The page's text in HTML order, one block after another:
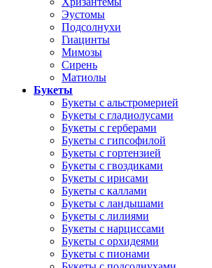
Эустомы
Подсолнухи
Гиацинты
Мимозы
Сирень
Матиолы
Букеты
Букеты с альстромерией
Букеты с гладиолусами
Букеты с герберами
Букеты с гипсофилой
Букеты с гортензией
Букеты с гвоздиками
Букеты с ирисами
Букеты с каллами
Букеты с ландышами
Букеты с лилиями
Букеты с нарциссами
Букеты с орхидеями
Букеты с пионами